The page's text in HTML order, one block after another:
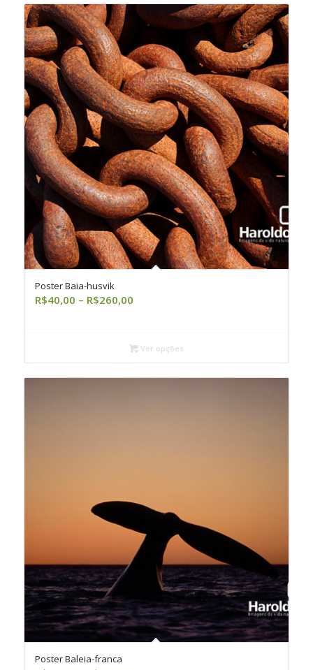
R$260,00
Poster Baia-husvik
R$40,00 – R$260,00Faixa
R$40,00
através
R$260,00
Ver opções
Poster Baleia-franca